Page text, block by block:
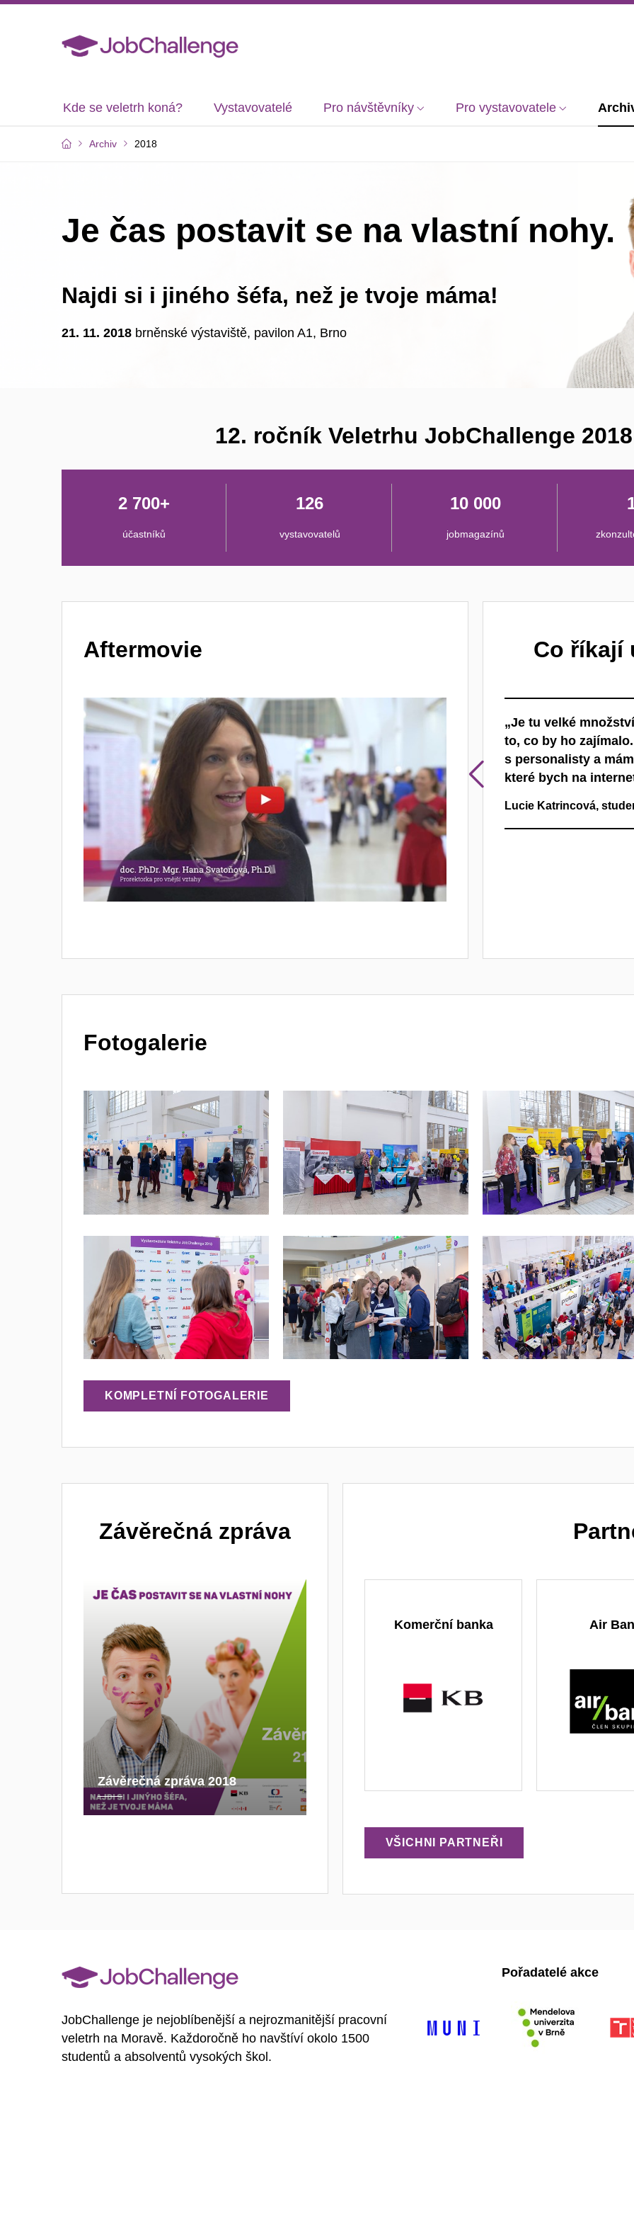
Kde se veletrh koná? Vystavovatelé Pro návštěvníky Pro vystavovatele
Archiv 2018
Je čas postavit se na vlastní nohy.
Najdi si i jiného šéfa, než je tvoje máma!
21. 11. 2018 brněnské výstaviště, pavilon A1, Brno
12. ročník Veletrhu JobChallenge
2 700+
účastníků
126
vystavovatelů
10 000
jobmagazínů
Aftermovie
Povolit cookies a přehrát
Otevřít na youtube.com
Co říkají
„Jak tu člověk prochází, tak ho napadá víc a víc věcí, na co
se ptát, může firmy mezi sebou porovnávat a shromažďovat
si všechny ty informace najednou.“
Marie Ryšková, studentka VUT v Brně
„Je tu velké
to, co by ho
s personalisty a
které bych na
Lucie Katrincová,
Fotogalerie
KOMPLETNÍ FOTOGALERIE
Závěrečná zpráva
Závěrečná zpráva 2018
Komerční banka Air
VŠICHNI PARTNEŘI
JobChallenge je nejoblíbenější a nejrozmanitější pracovní
veletrh na Moravě. Každoročně ho navštíví okolo 1500
studentů a absolventů vysokých škol.
Pořadatelé akce